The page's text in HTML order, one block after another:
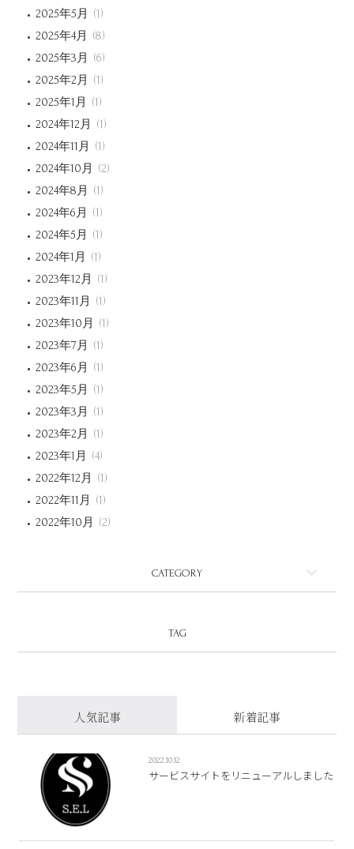
2025年5月
(1)
2025年4月
(8)
2025年3月
(6)
2025年2月
(1)
2025年1月
(1)
2024年12月
(1)
2024年11月
(1)
2024年10月
(2)
2024年8月
(1)
2024年6月
(1)
2024年5月
(1)
2024年1月
(1)
2023年12月
(1)
2023年11月
(1)
2023年10月
(1)
2023年7月
(1)
2023年6月
(1)
2023年5月
(1)
2023年3月
(1)
2023年2月
(1)
2023年1月
(4)
2022年12月
(1)
2022年11月
(1)
2022年10月
(2)
CATEGORY
TAG
人気記事 新着記事
2022.10.12
サービスサイトをリニューアルしました